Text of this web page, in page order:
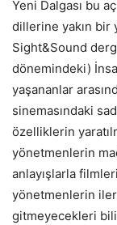
Yeni Dalgası bu
dillerine yakın bir
Sight&Sound
dönemindeki)
yaşananlar
sinemasındaki
özelliklerin
yönetmenlerin
anlayışlarla
yönetmenlerin
gitmeyecekleri